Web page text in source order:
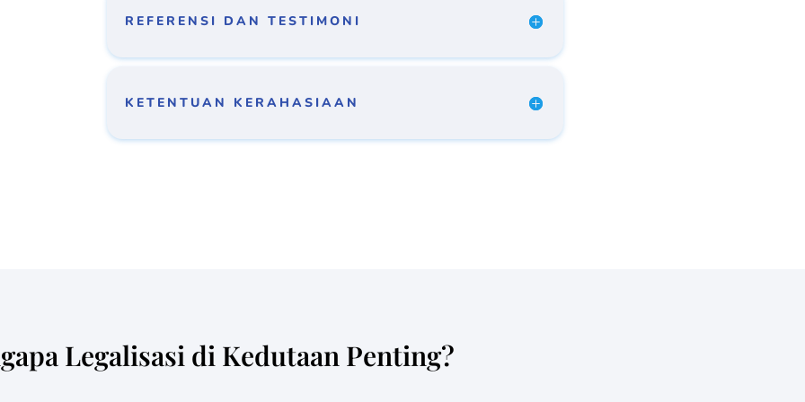
REFERENSI DAN TESTIMONI
KETENTUAN KERAHASIAAN
Legalisasi di Kedutaan Penting?